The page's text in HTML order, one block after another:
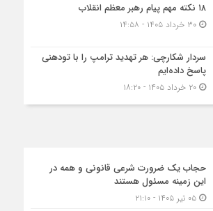
۱۸ نکته مهم پیام رهبر معظم انقلاب
۳۰ خرداد ۱۴۰۵ - ۱۴:۵۸
سردار شکارچی: هر تهدید ترامپ را با تودهنی
پاسخ داده‌ایم
۲۰ خرداد ۱۴۰۵ - ۱۸:۲۰
حجاب یک ضرورت شرعی قانونی و همه در
این زمینه مسئول هستند
۰۵ تیر ۱۴۰۵ - ۲۱:۱۰